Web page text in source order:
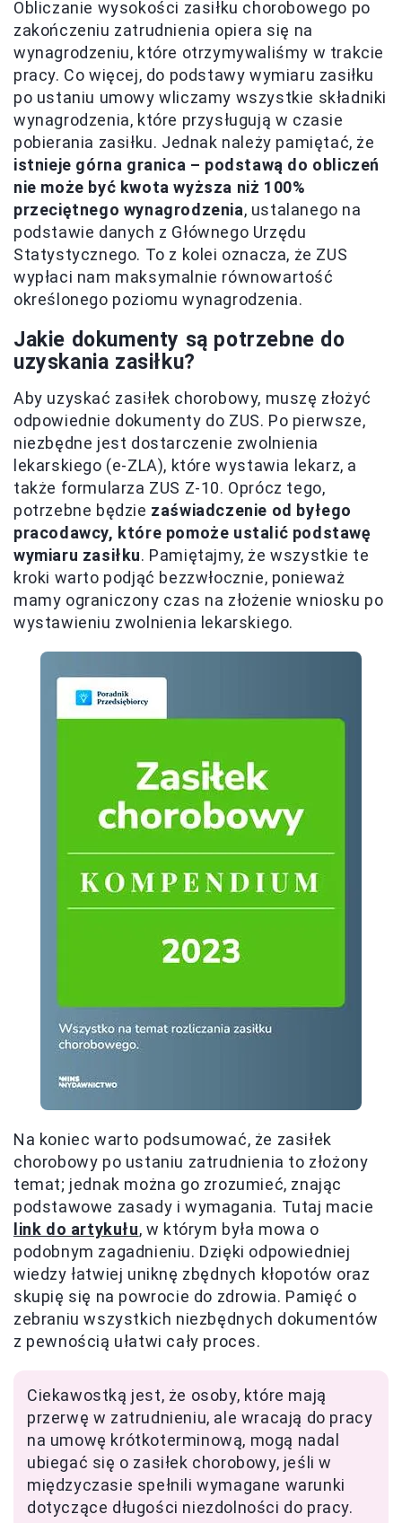
Obliczanie wysokości zasiłku chorobowego po
zakończeniu zatrudnienia opiera się na
wynagrodzeniu, które otrzymywaliśmy w trakcie
pracy. Co więcej, do podstawy wymiaru zasiłku
po ustaniu umowy wliczamy wszystkie składniki
wynagrodzenia, które przysługują w czasie
pobierania zasiłku. Jednak należy pamiętać, że
istnieje górna granica – podstawą do obliczeń
nie może być kwota wyższa niż 100%
przeciętnego wynagrodzenia, ustalanego na
podstawie danych z Głównego Urzędu
Statystycznego. To z kolei oznacza, że ZUS
wypłaci nam maksymalnie równowartość
określonego poziomu wynagrodzenia.
Jakie dokumenty są potrzebne do
uzyskania zasiłku?
Aby uzyskać zasiłek chorobowy, muszę złożyć
odpowiednie dokumenty do ZUS. Po pierwsze,
niezbędne jest dostarczenie zwolnienia
lekarskiego (e-ZLA), które wystawia lekarz, a
także formularza ZUS Z-10. Oprócz tego,
potrzebne będzie zaświadczenie od byłego
pracodawcy, które pomoże ustalić podstawę
wymiaru zasiłku. Pamiętajmy, że wszystkie te
kroki warto podjąć bezzwłocznie, ponieważ
mamy ograniczony czas na złożenie wniosku po
wystawieniu zwolnienia lekarskiego.
Na koniec warto podsumować, że zasiłek
chorobowy po ustaniu zatrudnienia to złożony
temat; jednak można go zrozumieć, znając
podstawowe zasady i wymagania. Tutaj macie
link do artykułu, w którym była mowa o
podobnym zagadnieniu. Dzięki odpowiedniej
wiedzy łatwiej uniknę zbędnych kłopotów oraz
skupię się na powrocie do zdrowia. Pamięć o
zebraniu wszystkich niezbędnych dokumentów
z pewnością ułatwi cały proces.
Ciekawostką jest, że osoby, które mają
przerwę w zatrudnieniu, ale wracają do pracy
na umowę krótkoterminową, mogą nadal
ubiegać się o zasiłek chorobowy, jeśli w
międzyczasie spełnili wymagane warunki
dotyczące długości niezdolności do pracy.